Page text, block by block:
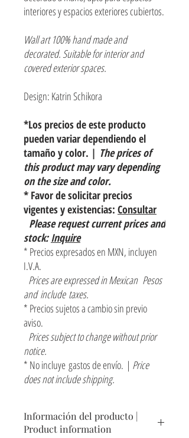
interiores y espacios exteriores cubiertos.
Wall art 100% hand made and
decorated. Suitable for interior and
covered exterior spaces.
Design: Katrin Schikora
*Los precios de este producto
pueden variar dependiendo el
tamaño y color. | The prices of
this product may vary depending
on the size and color.
* Favor de solicitar precios
vigentes y existencias: Consultar
Please request current prices and
stock:Inquire
* Precios expresados en MXN, incluyen
I.V.A.
Prices are expressed in Mexican Pesos
and include taxes.
* Precios sujetos a cambio sin previo
aviso.
Prices subject to change without prior
notice.
* No incluye gastos de envío. | Price
does not include shipping.
Información del producto |
Product information